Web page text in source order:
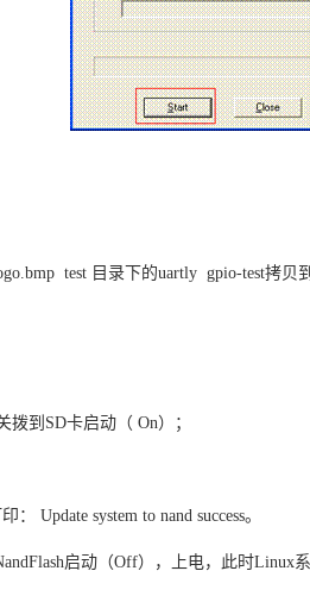
test 目录下的uartly gpio-test拷贝
到SD卡启动（ On）；
Update system to nand success。
启动（Off），上电，此时Linux系